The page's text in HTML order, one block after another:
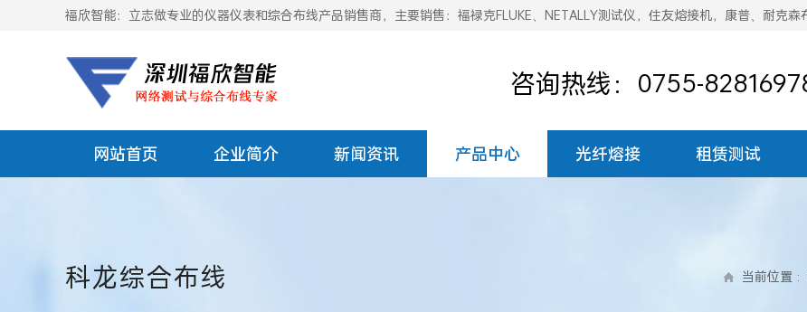
福欣智能：立志做专业的仪器仪表和综合布线产品销售商，主要销售：福禄克FLUKE、NETALLY测试仪，住友熔接机，康普、耐克森
咨询热线：0755-
网站首页 企业简介 新闻资讯 产品中心 光纤熔接 租赁测试
科龙综合布线 当前位置 :